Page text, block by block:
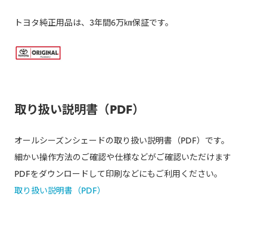
トヨタ純正用品は、3年間6万㎞保証です。
取り扱い説明書（PDF）
オールシーズンシェードの取り扱い説明書（PDF）です。
細かい操作方法のご確認や仕様などがご確認いただけます
PDFをダウンロードして印刷などにもご利用ください。
取り扱い説明書（PDF）